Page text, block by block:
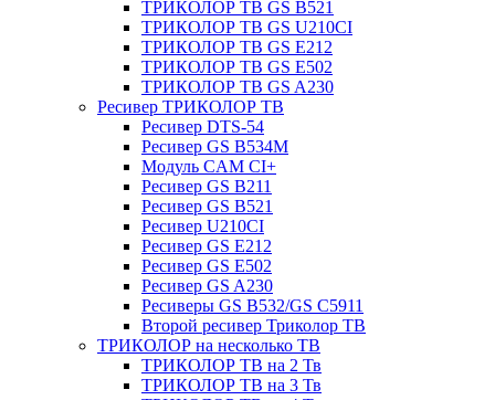
ТРИКОЛОР ТВ GS B521
ТРИКОЛОР ТВ GS U210CI
ТРИКОЛОР ТВ GS E212
ТРИКОЛОР ТВ GS E502
ТРИКОЛОР ТВ GS A230
Ресивер ТРИКОЛОР ТВ
Ресивер DTS-54
Ресивер GS B534M
Модуль CAM CI+
Ресивер GS B211
Ресивер GS B521
Ресивер U210CI
Ресивер GS E212
Ресивер GS E502
Ресивер GS A230
Ресиверы GS B532/GS C5911
Второй ресивер Триколор ТВ
ТРИКОЛОР на несколько ТВ
ТРИКОЛОР ТВ на 2 Тв
ТРИКОЛОР ТВ на 3 Тв